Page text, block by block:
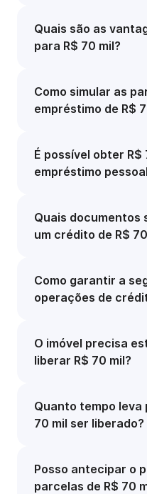
Quais são as
para R$ 70 mil?
Como simular as
empréstimo de R$
É possível obter
empréstimo
Quais documentos
um crédito de R$
Como garantir a
operações de
O imóvel precisa
liberar R$ 70 mil?
Quanto tempo leva
70 mil ser liberado?
Posso antecipar o
parcelas de R$ 70